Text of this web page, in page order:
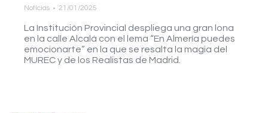
Noticias 21/01/2025
La Institución Provincial despliega una gran lona
en la calle Alcalá con el lema “En Almería puedes
emocionarte” en la que se resalta la magia del
MUREC y de los Realistas de Madrid.